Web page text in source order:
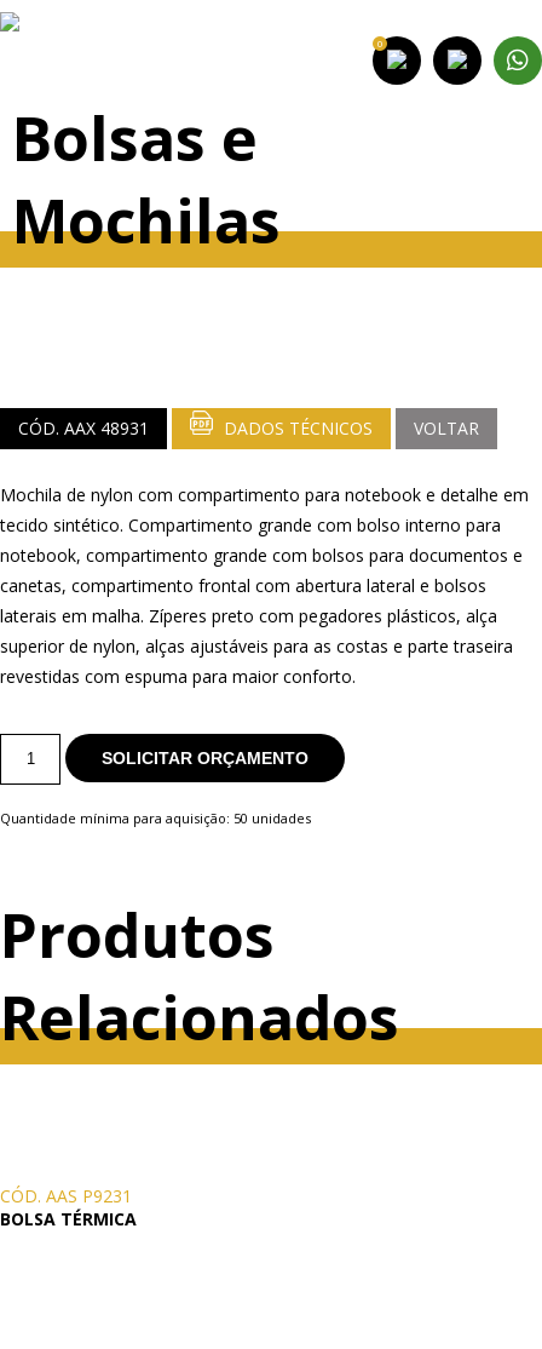
0
Bolsas e
Mochilas
CÓD. AAX 48931 DADOS TÉCNICOS VOLTAR
Mochila de nylon com compartimento para notebook e detalhe em
tecido sintético. Compartimento grande com bolso interno para
notebook, compartimento grande com bolsos para documentos e
canetas, compartimento frontal com abertura lateral e bolsos
laterais em malha. Zíperes preto com pegadores plásticos, alça
superior de nylon, alças ajustáveis para as costas e parte traseira
revestidas com espuma para maior conforto.
Mochilas
quantity
SOLICITAR ORÇAMENTO
Quantidade mínima para aquisição: 50 unidades
Produtos
Relacionados
CÓD. AAS P9231
BOLSA TÉRMICA